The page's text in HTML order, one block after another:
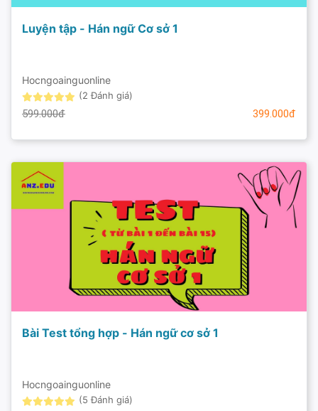
Luyện tập - Hán ngữ Cơ sở 1
Hocngoainguonline
(2 Đánh giá)
599.000đ 399.000đ
Bài Test tổng hợp - Hán ngữ cơ sở 1
Hocngoainguonline
(5 Đánh giá)